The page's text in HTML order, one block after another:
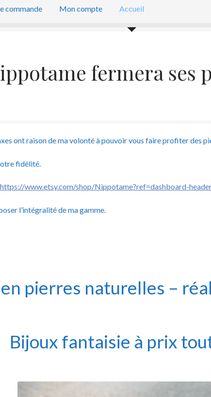
commande Mon compte Accueil
fermera ses
ont raison de ma volonté à pouvoir vous faire profiter des
fidélité.
https://www.etsy.com/shop/Nippotame?ref=dashboard-
l’intégralité de ma gamme.
pierres naturelles –
Bijoux fantaisie à prix